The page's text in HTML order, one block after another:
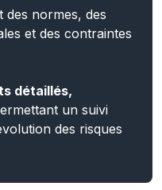
et des contraintes
un suivi
des risques